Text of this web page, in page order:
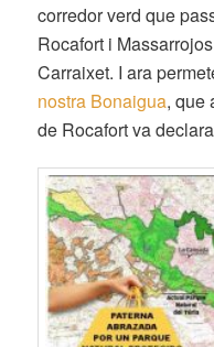
corredor verd que
Rocafort i
Carraixet. I ara
nostra Bonaigua, que
de Rocafort va